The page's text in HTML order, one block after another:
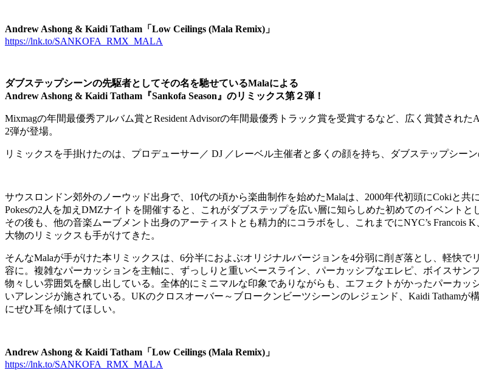
Andrew Ashong & Kaidi Tatham「Low Ceilings (Mala Remix)」
https://lnk.to/SANKOFA_RMX_MALA
ダブステップシーンの先駆者としてその名を馳せているMalaによる
Andrew Ashong & Kaidi Tatham『Sankofa Season』のリミックス第２弾！
Mixmagの年間最優秀アルバム賞とResident Advisorの年間最優秀トラック賞を受賞するなど、広く賞賛された
2弾が登場。
リミックスを手掛けたのは、プロデューサー／ DJ ／レーベル主催者と多くの顔を持ち、ダブステップシー
サウスロンドン郊外のノーウッド出身で、10代の頃から楽曲制作を始めたMalaは、2000年代初頭にCokiと
Pokesの2人を加えDMZナイトを開催すると、これがダブステップを広い層に知らしめた初めてのイベントと
その後も、他の音楽ムーブメント出身のアーティストとも精力的にコラボをし、これまでにNYC’s Francois K
大物のリミックスも手がけてきた。
そんなMalaが手がけた本リミックスは、6分半におよぶオリジナルバージョンを4分弱に削ぎ落とし、軽快
容に。複雑なパーカッションを主軸に、ずっしりと重いベースライン、パーカッシブなエレピ、ボイスサ
物々しい雰囲気を醸し出している。全体的にミニマルな印象でありながらも、エフェクトがかったパーカ
いアレンジが施されている。UKのクロスオーバー～ブロークンビーツシーンのレジェンド、Kaidi Tatham
にぜひ耳を傾けてほしい。
Andrew Ashong & Kaidi Tatham「Low Ceilings (Mala Remix)」
https://lnk.to/SANKOFA_RMX_MALA